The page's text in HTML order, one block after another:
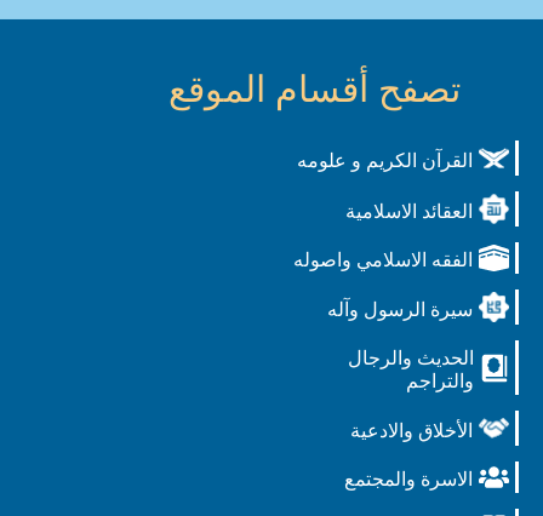
تصفح أقسام الموقع
القرآن الكريم و علومه
العقائد الاسلامية
الفقه الاسلامي واصوله
سيرة الرسول وآله
الحديث والرجال
والتراجم
الأخلاق والادعية
الاسرة والمجتمع